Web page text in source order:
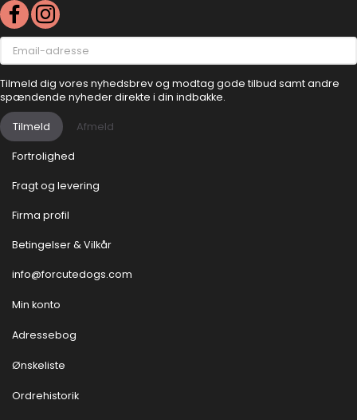
Email-
adresse
Tilmeld dig vores nyhedsbrev og modtag gode tilbud samt andre
spændende nyheder direkte i din indbakke.
Tilmeld Afmeld
Fortrolighed
Fragt og levering
Firma profil
Betingelser & Vilkår
info@forcutedogs.com
Min konto
Adressebog
Ønskeliste
Ordrehistorik